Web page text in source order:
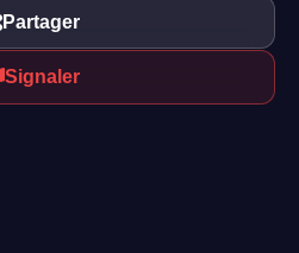
Partager
Signaler